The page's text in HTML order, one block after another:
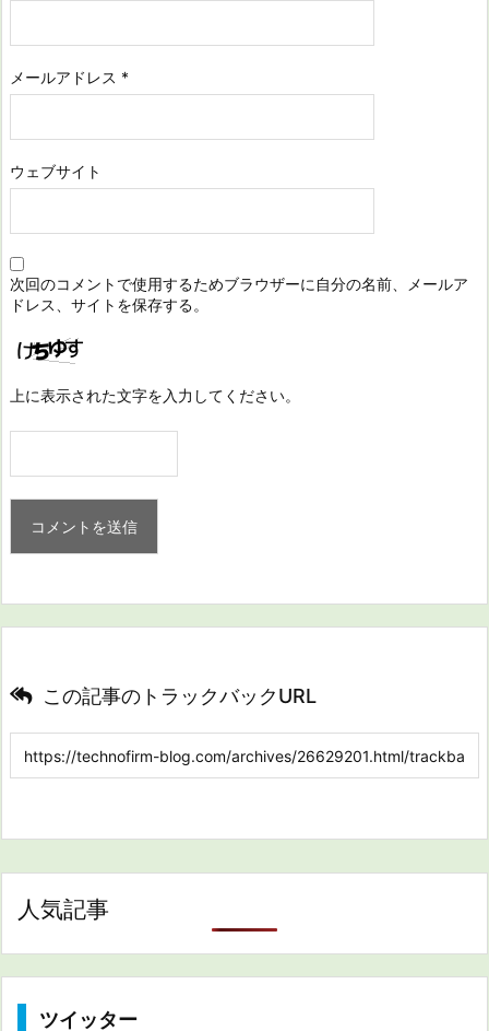
メールアドレス *
ウェブサイト
次回のコメントで使用するためブラウザーに自分の名前、メールア
ドレス、サイトを保存する。
上に表示された文字を入力してください。
この記事のトラックバックURL
人気記事
ツイッター